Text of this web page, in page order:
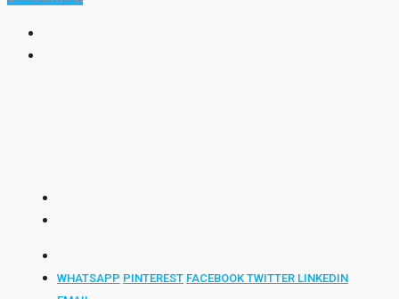
WHATSAPP PINTEREST FACEBOOK TWITTER LINKEDIN